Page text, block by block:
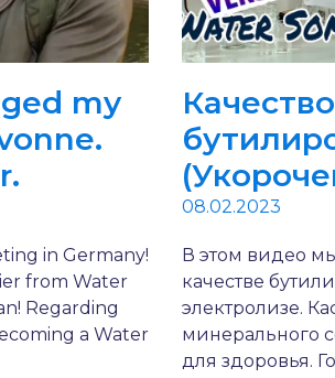
my
in Germany!
from Water
Regarding
a Water
Качество
08.02.2023
В этом видео
качестве
электролизе.
минерального
для здоровья.